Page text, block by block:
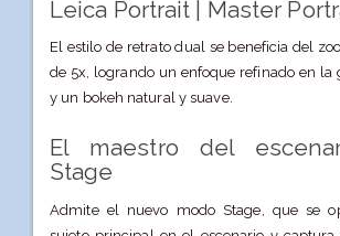
Leica Portrait | Master
El estilo de retrato dual se beneficia del
de 5x, logrando un enfoque refinado en la
y un bokeh natural y suave.
El maestro del
Stage
Admite el nuevo modo Stage, que se